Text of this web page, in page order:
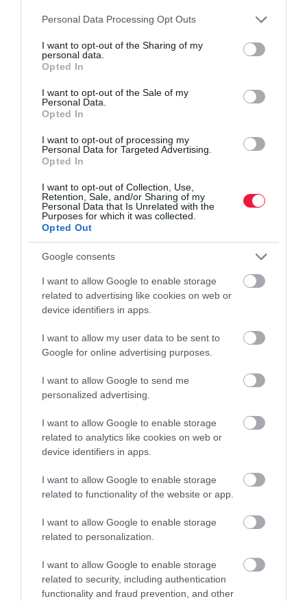
Please note that this website/app uses one or more Google
not limited to your visit or usage behaviour. You may click to
grant or deny consent to Google and its third-party tags to
use your data for below specified purposes in below Google
consent section.
Personal Data Processing Opt Outs
I want to opt-out of the Sharing of my
personal data.
Opted In
I want to opt-out of the Sale of my
Personal Data.
Opted In
I want to opt-out of processing my
Personal Data for Targeted Advertising.
Opted In
I want to opt-out of Collection, Use,
Retention, Sale, and/or Sharing of my
Personal Data that Is Unrelated with the
Purposes for which it was collected.
Opted Out
Google consents
I want to allow Google to enable storage
related to advertising like cookies on web or
device identifiers in apps.
I want to allow my user data to be sent to
Google for online advertising purposes.
I want to allow Google to send me
personalized advertising.
I want to allow Google to enable storage
related to analytics like cookies on web or
device identifiers in apps.
I want to allow Google to enable storage
related to functionality of the website or app.
I want to allow Google to enable storage
related to personalization.
I want to allow Google to enable storage
related to security, including authentication
functionality and fraud prevention, and other
IDŐJÁRÁS
Folytatódik a csapadékos idő, csak átmeneti az
enyhülés
Az enyhe, csapadékos idő növelte a talajok nedvességtartalmát az
szükség, ahol még mindig sok nedvesség hiányzik a felső 1
méteres…